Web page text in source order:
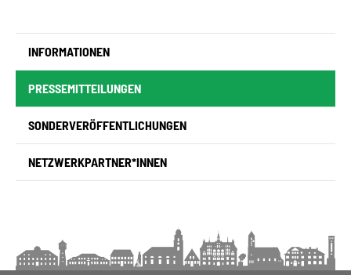
INFORMATIONEN
PRESSEMITTEILUNGEN(CURRENT)
SONDERVERÖFFENTLICHUNGEN
NETZWERKPARTNER*INNEN